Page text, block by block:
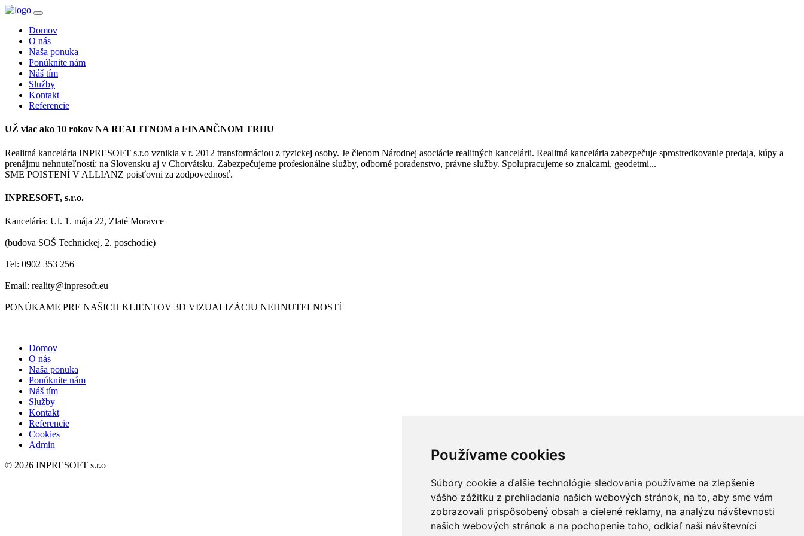
Používame cookies
Súbory cookie a ďalšie technológie sledovania používame na zlepšenie
vášho zážitku z prehliadania našich webových stránok, na to, aby sme vám
zobrazovali prispôsobený obsah a cielené reklamy, na analýzu návštevnosti
našich webových stránok a na pochopenie toho, odkiaľ naši návštevníci
Domov
O nás
Naša ponuka
Ponúknite nám
Náš tím
Služby
Kontakt
Referencie
UŽ viac ako 10 rokov NA REALITNOM a FINANČNOM TRHU
Realitná kancelária INPRESOFT s.r.o vznikla v r. 2012 transformáciou z fyzickej osoby. Je členom Národnej asociácie realitných kancelárii. Realitná kancelária zabezpečuje sprostredkovanie predaja, kúpy a
prenájmu nehnuteľností: na Slovensku aj v Chorvátsku. Zabezpečujeme profesionálne služby, odborné poradenstvo, právne služby. Spolupracujeme so znalcami, geodetmi...
SME POISTENÍ V ALLIANZ poisťovni za zodpovednosť.
INPRESOFT, s.r.o.
Kancelária: Ul. 1. mája 22, Zlaté Moravce
(budova SOŠ Technickej, 2. poschodie)
Tel: 0902 353 256
Email: reality@inpresoft.eu
PONÚKAME PRE NAŠICH KLIENTOV 3D VIZUALIZÁCIU NEHNUTELNOSTÍ
Domov
O nás
Naša ponuka
Ponúknite nám
Náš tím
Služby
Kontakt
Referencie
Cookies
Admin
© 2026 INPRESOFT s.r.o